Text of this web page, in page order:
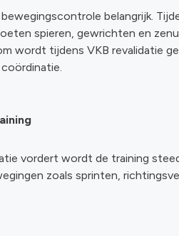
belangrijk.
spieren, gewrichten en
wordt tijdens VKB revalidatie
vordert wordt de training
zoals sprinten,